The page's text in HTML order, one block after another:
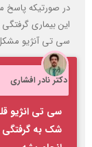
صورتیکه پاسخ مثبت
بیماری گرفتگی عروق
تی آنژیو مشکل
دکتر نادر افشاری
سی تی انژیو قلب,
شک به گرفتگی